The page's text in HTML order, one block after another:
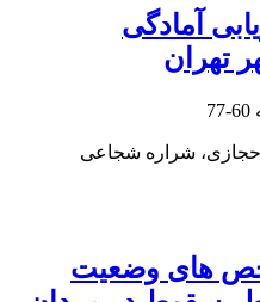
آمادگی
تهران
60-77
حجازی، شراره شجاعی
های وضعیت